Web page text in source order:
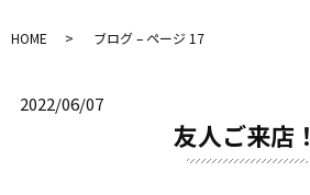
HOME ブログ – ページ 17
2022/06/07
友人ご来店！